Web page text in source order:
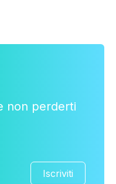
non perderti
Iscriviti